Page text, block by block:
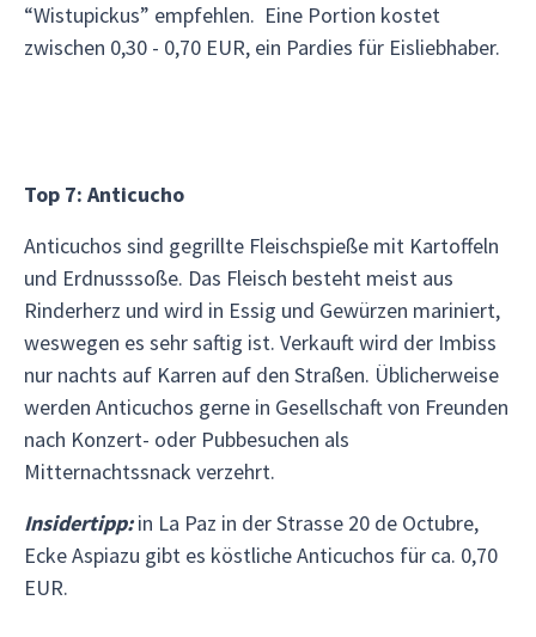
“Wistupickus” empfehlen. Eine Portion kostet
zwischen 0,30 - 0,70 EUR, ein Pardies für Eisliebhaber.
Top 7: Anticucho
Anticuchos sind gegrillte Fleischspieße mit Kartoffeln
und Erdnusssoße. Das Fleisch besteht meist aus
Rinderherz und wird in Essig und Gewürzen mariniert,
weswegen es sehr saftig ist. Verkauft wird der Imbiss
nur nachts auf Karren auf den Straßen. Üblicherweise
werden Anticuchos gerne in Gesellschaft von Freunden
nach Konzert- oder Pubbesuchen als
Mitternachtssnack verzehrt.
Insidertipp:in La Paz in der Strasse 20 de Octubre,
Ecke Aspiazu gibt es köstliche Anticuchos für ca. 0,70
EUR.